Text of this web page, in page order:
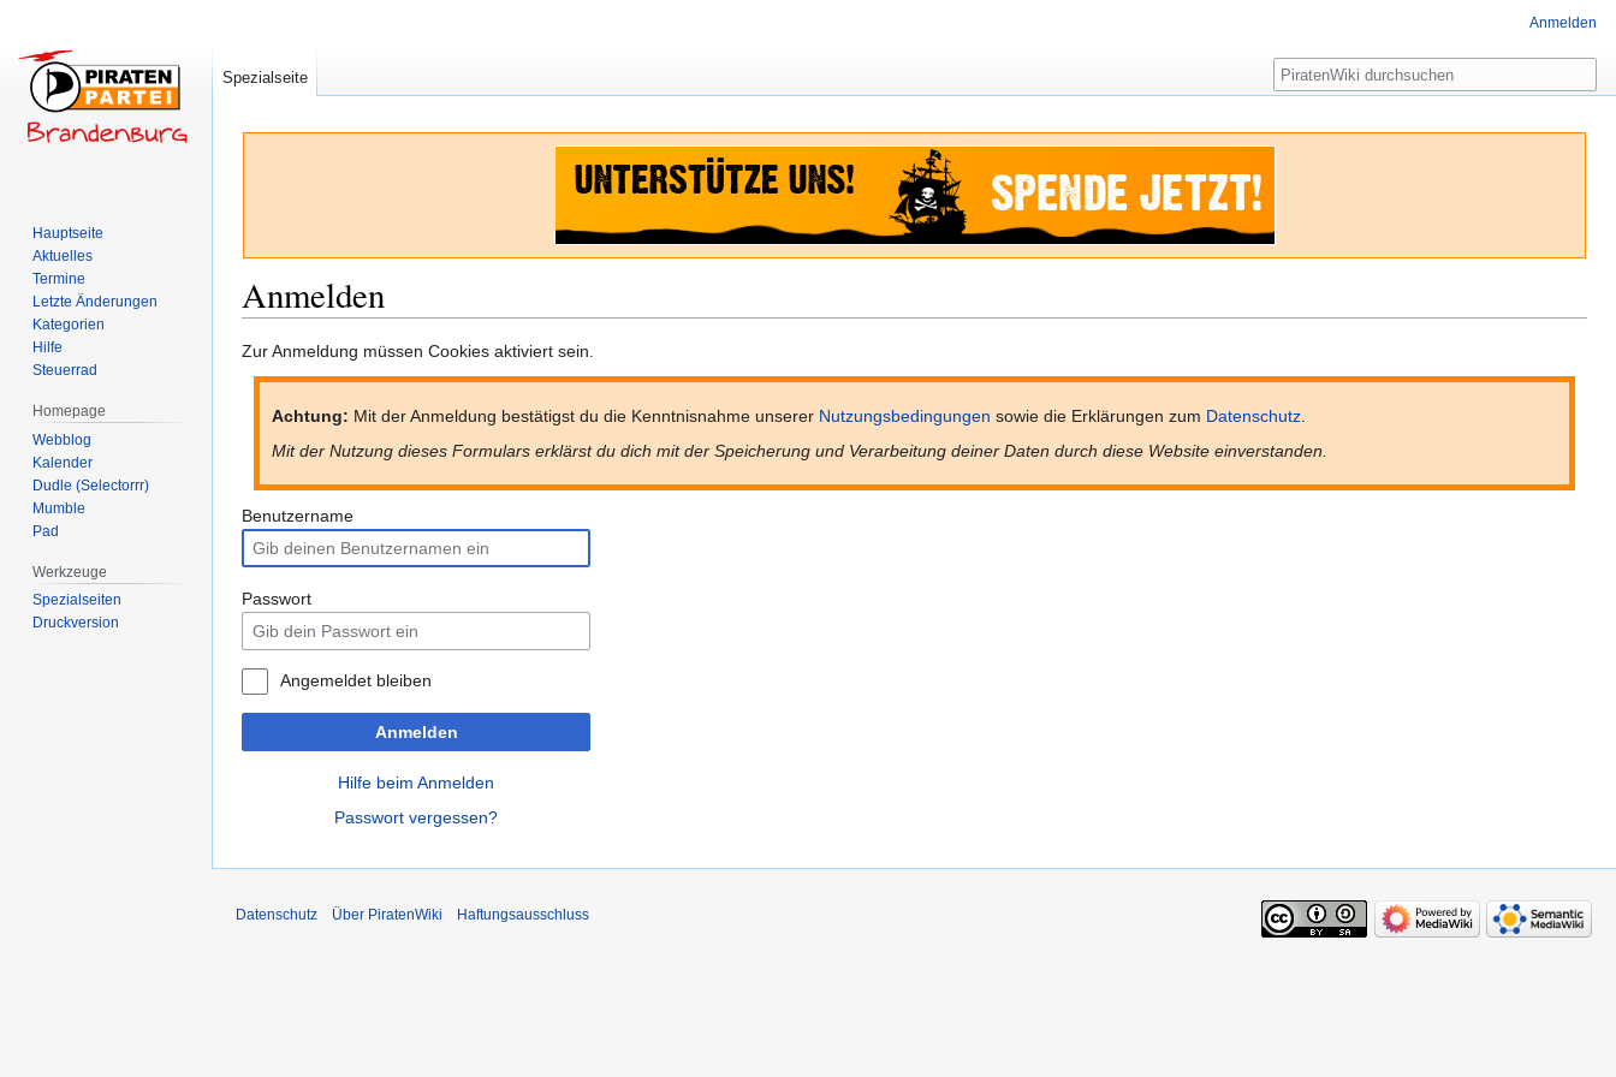
Anmelden
Zur
Navigation
Zur
Suche
Zur Anmeldung müssen Cookies aktiviert sein.
Achtung: Mit der Anmeldung bestätigst du die Kenntnisnahme unserer Nutzungsbedingungen sowie die Erklärungen zum Datenschutz
Mit der Nutzung dieses Formulars erklärst du dich mit der Speicherung und Verarbeitung deiner Daten durch diese Website einverstanden.
Benutzername
Passwort
Angemeldet bleiben
Anmelden
Hilfe beim Anmelden
Passwort vergessen?
Anmelden
Spezialseite Suche
Hauptseite
Aktuelles
Termine
Letzte Änderungen
Kategorien
Hilfe
Steuerrad
Homepage
Webblog
Kalender
Dudle (Selectorrr)
Mumble
Pad
Werkzeuge
Spezialseiten
Druckversion
Datenschutz Über PiratenWiki Haftungsausschluss